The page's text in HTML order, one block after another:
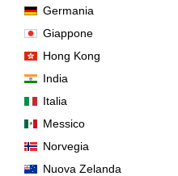
Germania
Giappone
Hong Kong
India
Italia
Messico
Norvegia
Nuova Zelanda